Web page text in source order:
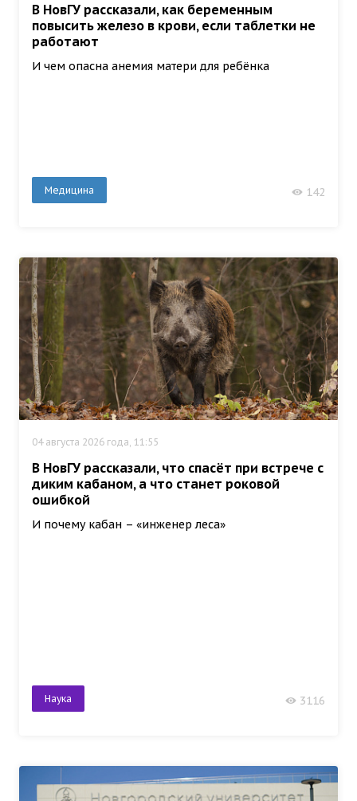
В НовГУ рассказали, как беременным
повысить железо в крови, если таблетки не
работают
И чем опасна анемия матери для ребёнка
Медицина 142
04 августа 2026 года, 11:55
В НовГУ рассказали, что спасёт при встрече с
диким кабаном, а что станет роковой
ошибкой
И почему кабан – «инженер леса»
Наука 3116